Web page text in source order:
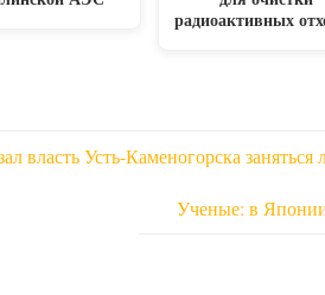
радиоактивных
власть Усть-Каменогорска
Ученые: в Японии